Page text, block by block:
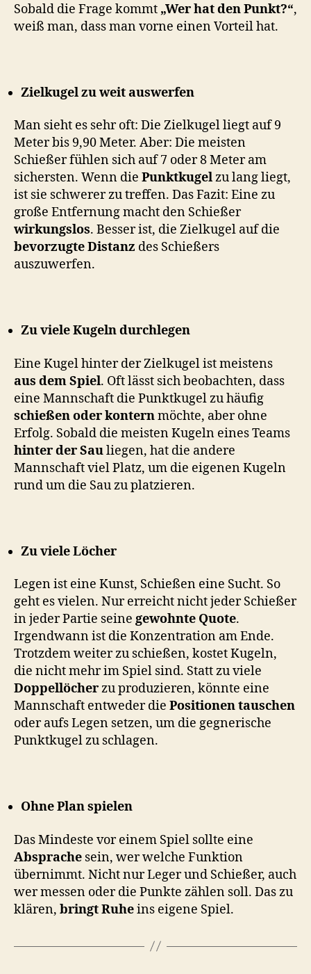
Sobald die Frage kommt „Wer hat den Punkt?“,
weiß man, dass man vorne einen Vorteil hat.
Zielkugel zu weit auswerfen
Man sieht es sehr oft: Die Zielkugel liegt auf 9
Meter bis 9,90 Meter. Aber: Die meisten
Schießer fühlen sich auf 7 oder 8 Meter am
sichersten. Wenn die Punktkugelzu lang liegt,
ist sie schwerer zu treffen. Das Fazit: Eine zu
große Entfernung macht den Schießer
wirkungslos. Besser ist, die Zielkugel auf die
bevorzugte Distanz des Schießers
auszuwerfen.
Zu viele Kugeln durchlegen
Eine Kugel hinter der Zielkugel ist meistens
aus dem Spiel. Oft lässt sich beobachten, dass
eine Mannschaft die Punktkugel zu häufig
schießen oder konternmöchte, aber ohne
Erfolg. Sobald die meisten Kugeln eines Teams
hinter der Sauliegen, hat die andere
Mannschaft viel Platz, um die eigenen Kugeln
rund um die Sau zu platzieren.
Zu viele Löcher
Legen ist eine Kunst, Schießen eine Sucht. So
geht es vielen. Nur erreicht nicht jeder Schießer
in jeder Partie seine gewohnte Quote.
Irgendwann ist die Konzentration am Ende.
Trotzdem weiter zu schießen, kostet Kugeln,
die nicht mehr im Spiel sind. Statt zu viele
Doppellöcherzu produzieren, könnte eine
Mannschaft entweder die Positionen tauschen
oder aufs Legen setzen, um die gegnerische
Punktkugel zu schlagen.
Ohne Plan spielen
Das Mindeste vor einem Spiel sollte eine
Absprache sein, wer welche Funktion
übernimmt. Nicht nur Leger und Schießer, auch
wer messen oder die Punkte zählen soll. Das zu
klären, bringt Ruheins eigene Spiel.